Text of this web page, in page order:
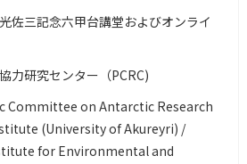
佐三記念六甲台講堂およびオンライ
力研究センター（PCRC)
Committee on Antarctic Research
(University of Akureyri) /
for Environmental and